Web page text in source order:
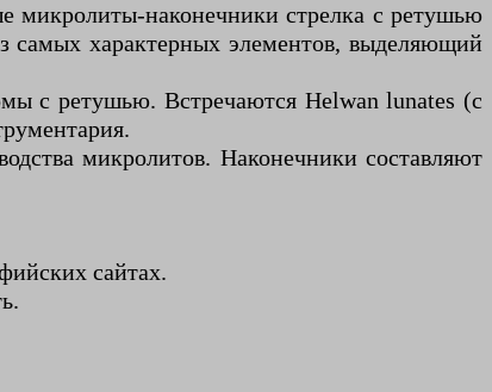
микролиты-наконечники стрелка с ретушью
самых характерных элементов, выделяющий
с ретушью. Встречаются Helwan lunates (с
микролитов. Наконечники составляют
сайтах.